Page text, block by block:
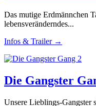
Das mutige Erdmännchen
lebensveränderndes...
Infos & Trailer →
Die Gangster
Unsere Lieblings-Gangster